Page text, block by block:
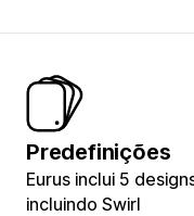
Predefinições
Eurus inclui 5
incluindo Swirl